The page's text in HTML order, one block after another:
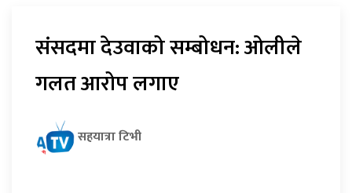
संसदमा देउवाको सम्बोधन: ओलीले
गलत आरोप लगाए
सहयात्रा टिभी